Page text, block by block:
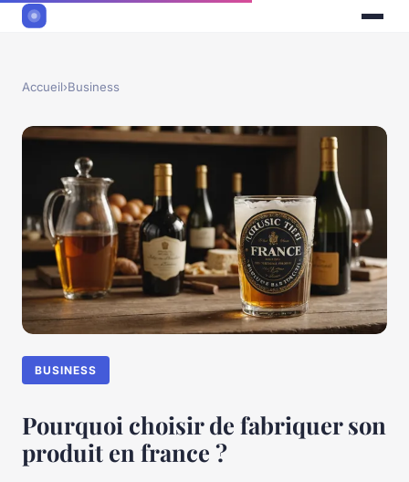
Accueil›Business
BUSINESS
Pourquoi choisir de fabriquer son
produit en france ?